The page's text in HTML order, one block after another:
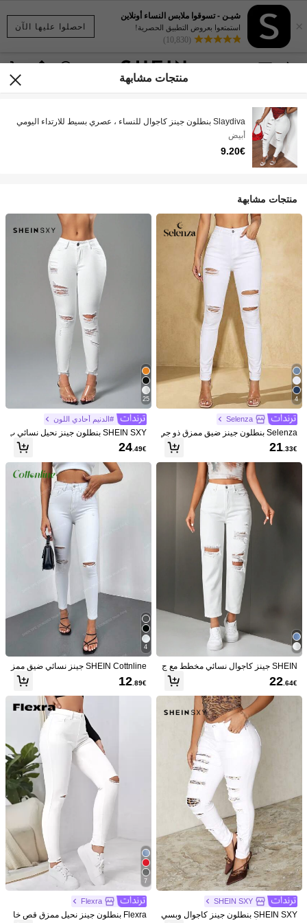
احصلوا عليها الآن ×
شيـن - تسوقوا ملابس النساء أونلاين
استمتعوا بعروض التطبيق الحصرية!
(10,830)
1/6
9
%52-
19.49€
Slaydiva بنطلون جينز كاجوال للنساء ، عصري بسيط
للارتداء اليومي
W28 L32
W32 L32
مرجع المقاس
ليس مقاسك؟ أخبرنا
الشحن الي Germany
التوصيل المتوقع:أغسطس 18 - أغسطس 21
انضم للحصول على X12 كوبونات شحن (بقيمة 32.07€)
هذا المنتج قابل للاسترداد خلال 14 يوم ولكن ليس خلال فترة الإرجاع
الممتدة
تخضع لسياسة الاستخدام العادل
مدفوعات آمنة · حماية الخصوصية
تم البيع والشحن من قبل التاجر: شي إن
معلومات والتزامات البائع
للإبلاغ عن هذا البائع و/أو المنتج
عارضة الأزياء ترتدي:W26 L32
طول: 164.0 صدر:94.0 خصر:69.0 الوركين: 114.0
تفاصيل المنتج
منتجات مشابهة
Slaydiva بنطلون جينز كاجوال للنساء ، عصري بسيط للارتداء اليومي
أبيض
9.20€
منتجات مشابهة
4
Selenza
Selenza بنطلون جينز ضيق ممزق ذو جي
وب مائلة سوداء
21.33€
SHEIN جينز كاجوال نسائي مخطط مع ج
يوب ممزقة وبتصميم مدبب
22.64€
SHEIN SXY
SHEIN SXY بنطلون جينز كاجوال وبسي
25
#الدنيم أحادي اللون
SHEIN SXY بنطلون جينز نحيل نسائي ب
لون سادة وتفاصيل ممزقة، للارتداء اليوم
ي
24.49€
4
SHEIN Cottnline جينز نسائي ضيق ممز
12.89€
7
Flexra
Flexra بنطلون جينز نحيل ممزق قص خا